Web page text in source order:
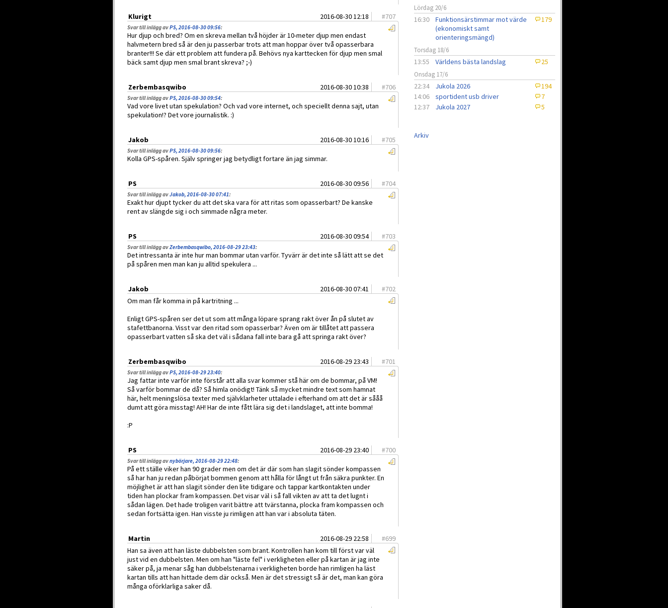
Klurigt 2016-08-30 12:18 #707
Svar till inlägg avPS, 2016-08-30 09:56:
Hur djup och bred? Om en skreva mellan två höjder är 10-meter djup men endast
halvmetern bred så är den ju passerbar trots att man hoppar över två opasserbara
branter!!! Se där ett problem att fundera på. Behövs nya karttecken för djup men smal
bäck samt djup men smal brant skreva? ;-)
Zerbembasqwibo 2016-08-30 10:38 #706
Svar till inlägg avPS, 2016-08-30 09:54:
Vad vore livet utan spekulation? Och vad vore internet, och speciellt denna sajt, utan
spekulation!? Det vore journalistik. :)
Jakob 2016-08-30 10:16 #705
Svar till inlägg avPS, 2016-08-30 09:56:
Kolla GPS-spåren. Själv springer jag betydligt fortare än jag simmar.
PS 2016-08-30 09:56 #704
Svar till inlägg avJakob, 2016-08-30 07:41:
Exakt hur djupt tycker du att det ska vara för att ritas som opasserbart? De kanske
rent av slängde sig i och simmade några meter.
PS 2016-08-30 09:54 #703
Svar till inlägg avZerbembasqwibo, 2016-08-29 23:43:
Det intressanta är inte hur man bommar utan varför. Tyvärr är det inte så lätt att se det
på spåren men man kan ju alltid spekulera ...
Jakob 2016-08-30 07:41 #702
Om man får komma in på kartritning ...
Enligt GPS-spåren ser det ut som att många löpare sprang rakt över ån på slutet av
stafettbanorna. Visst var den ritad som opasserbar? Även om är tillåtet att passera
opasserbart vatten så ska det väl i sådana fall inte bara gå att springa rakt över?
Zerbembasqwibo 2016-08-29 23:43 #701
Svar till inlägg avPS, 2016-08-29 23:40:
Jag fattar inte varför inte förstår att alla svar kommer stå här om de bommar, på VM!
Så varför bommar de då? Så himla onödigt! Tänk så mycket mindre text som hamnat
här, helt meningslösa texter med självklarheter uttalade i efterhand om att det är sååå
dumt att göra misstag! AH! Har de inte fått lära sig det i landslaget, att inte bomma!
:P
PS 2016-08-29 23:40 #700
Svar till inlägg avnybörjare, 2016-08-29 22:48:
På ett ställe viker han 90 grader men om det är där som han slagit sönder kompassen
så har han ju redan påbörjat bommen genom att hålla för långt ut från säkra punkter. En
möjlighet är att han slagit sönder den lite tidigare och tappar kartkontakten under
tiden han plockar fram kompassen. Det visar väl i så fall vikten av att ta det lugnt i
sådan lägen. Det hade troligen varit bättre att tvärstanna, plocka fram kompassen och
sedan fortsätta igen. Han visste ju rimligen att han var i absoluta täten.
Martin 2016-08-29 22:58 #699
Han sa även att han läste dubbelsten som brant. Kontrollen han kom till först var väl
just vid en dubbelsten. Men om han "läste fel" i verkligheten eller på kartan är jag inte
säker på, ja menar såg han dubbelstenarna i verkligheten borde han rimligen ha läst
kartan tills att han hittade dem där också. Men är det stressigt så är det, man kan göra
många oförklarliga saker då.
Lördag 20/6
16:30
Funktionsärstimmar mot värde
(ekonomiskt samt
orienteringsmängd)
179
Torsdag 18/6
13:55 Världens bästa landslag 25
Onsdag 17/6
22:34 Jukola 2026
194
14:06
sportident usb driver
7
12:37
Jukola 2027 5
Arkiv